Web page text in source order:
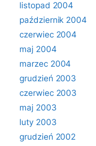
listopad 2004
październik 2004
czerwiec 2004
maj 2004
marzec 2004
grudzień 2003
czerwiec 2003
maj 2003
luty 2003
grudzień 2002